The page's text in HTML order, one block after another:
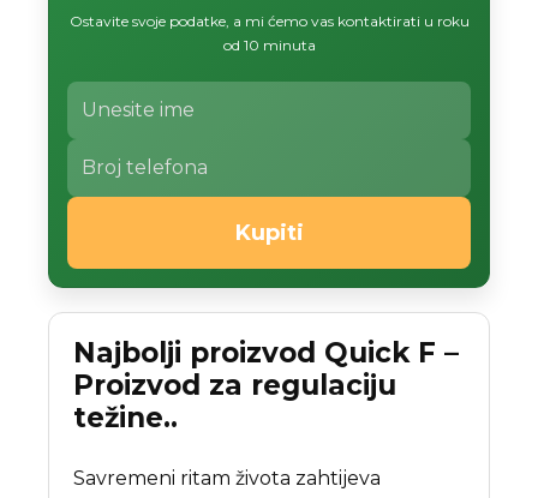
Ostavite svoje podatke, a mi ćemo vas kontaktirati u roku
od 10 minuta
Kupiti
Najbolji proizvod Quick F –
Proizvod za regulaciju
težine..
Savremeni ritam života zahtijeva